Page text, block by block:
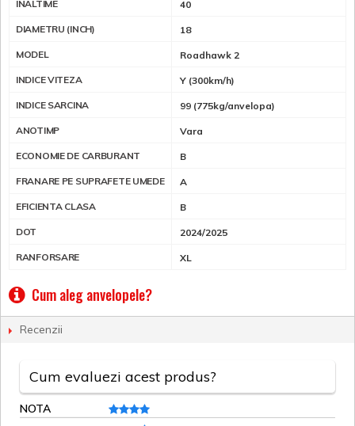
INALTIME 40
DIAMETRU (INCH) 18
MODEL Roadhawk 2
INDICE VITEZA Y (300km/h)
INDICE SARCINA 99 (775kg/anvelopa)
ANOTIMP Vara
ECONOMIE DE CARBURANT B
FRANARE PE SUPRAFETE UMEDE A
EFICIENTA CLASA B
DOT 2024/2025
RANFORSARE XL
Cum aleg anvelopele?
Recenzii
Cum evaluezi acest produs?
NOTA